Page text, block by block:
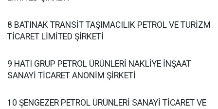
8 BATINAK TRANSİT TAŞIMACILIK PETROL VE TURİZM
TİCARET LİMİTED ŞİRKETİ
9 HATI GRUP PETROL ÜRÜNLERİ NAKLİYE İNŞAAT
SANAYİ TİCARET ANONİM ŞİRKETİ
10 ŞENGEZER PETROL ÜRÜNLERİ SANAYİ TİCARET VE